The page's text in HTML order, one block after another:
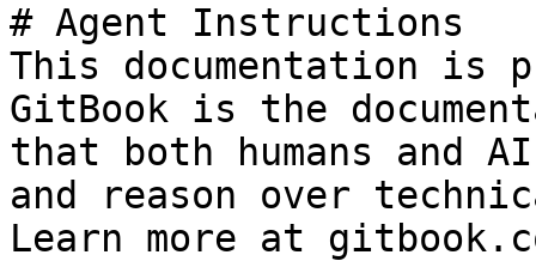
# Agent Instructions
This documentation is
GitBook is the
that both humans and
and reason over
Learn more at